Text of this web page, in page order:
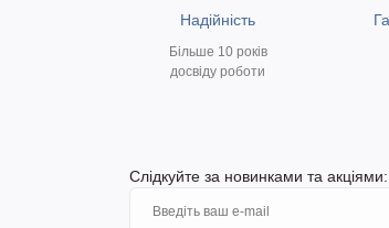
Надійність
Більше 10 років
досвіду роботи
Слідкуйте за новинками та акціями: